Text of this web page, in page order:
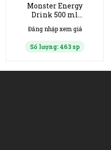
Monster Energy
Drink 500 ml
Đăng nhập xem giá
Số lượng: 463 sp